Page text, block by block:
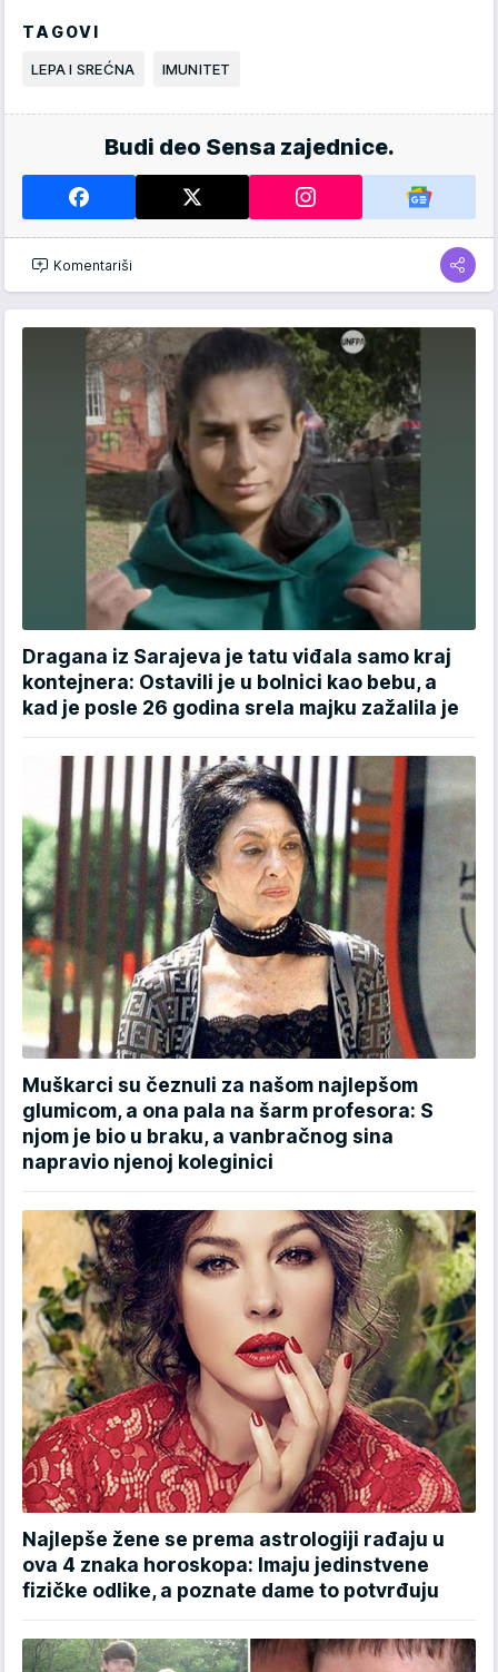
TAGOVI
LEPA I SREĆNA IMUNITET
Budi deo Sensa zajednice.
Komentariši
Dragana iz Sarajeva je tatu viđala samo kraj
kontejnera: Ostavili je u bolnici kao bebu, a
kad je posle 26 godina srela majku zažalila je
Muškarci su čeznuli za našom najlepšom
glumicom, a ona pala na šarm profesora: S
njom je bio u braku, a vanbračnog sina
napravio njenoj koleginici
Najlepše žene se prema astrologiji rađaju u
ova 4 znaka horoskopa: Imaju jedinstvene
fizičke odlike, a poznate dame to potvrđuju